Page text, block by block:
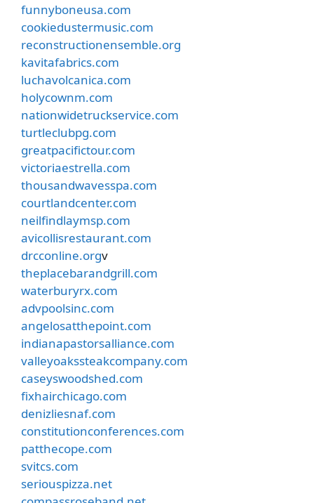
funnyboneusa.com
cookiedustermusic.com
reconstructionensemble.org
kavitafabrics.com
luchavolcanica.com
holycownm.com
nationwidetruckservice.com
turtleclubpg.com
greatpacifictour.com
victoriaestrella.com
thousandwavesspa.com
courtlandcenter.com
neilfindlaymsp.com
avicollisrestaurant.com
drcconline.orgv
theplacebarandgrill.com
waterburyrx.com
advpoolsinc.com
angelosatthepoint.com
indianapastorsalliance.com
valleyoakssteakcompany.com
caseyswoodshed.com
fixhairchicago.com
denizliesnaf.com
constitutionconferences.com
patthecope.com
svitcs.com
seriouspizza.net